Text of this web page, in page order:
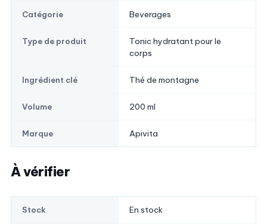
Catégorie Beverages
Type de produit
Tonic hydratant pour le
corps
Ingrédient clé Thé de montagne
Volume 200 ml
Marque Apivita
À vérifier
Stock En stock